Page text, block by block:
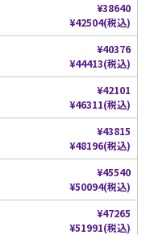
¥38640
¥42504(税込)
¥40376
¥44413(税込)
¥42101
¥46311(税込)
¥43815
¥48196(税込)
¥45540
¥50094(税込)
¥47265
¥51991(税込)